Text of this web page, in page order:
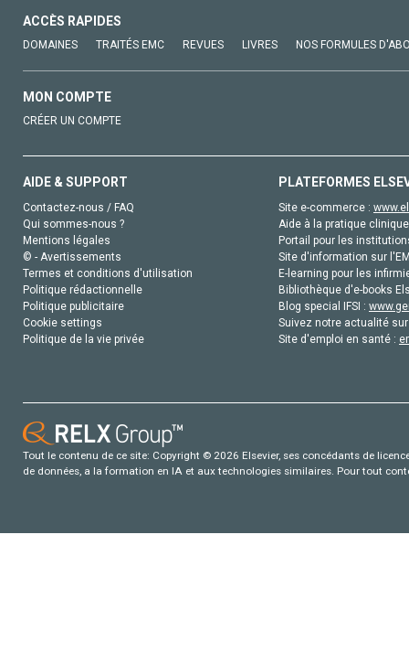
ACCÈS RAPIDES
DOMAINES TRAITÉS EMC REVUES LIVRES NOS FORMULES
MON COMPTE
CRÉER UN COMPTE
AIDE & SUPPORT
Contactez-nous / FAQ
Qui sommes-nous ?
Mentions légales
© - Avertissements
Termes et conditions d'utilisation
Politique rédactionnelle
Politique publicitaire
Cookie settings
Politique de la vie privée
PLATEFORMES
Site e-commerce :
Aide à la pratique
Portail pour les
Site d'information sur
E-learning pour les
Bibliothèque d'e-books
Blog special IFSI :
Suivez notre actualité
Site d'emploi en santé :
Tout le contenu de ce site: Copyright © 2026 Elsevier, ses concédants de
de données, a la formation en IA et aux technologies similaires. Pour tout